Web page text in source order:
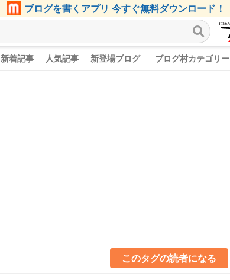
ブログを書くアプリ 今すぐ無料ダウンロード！
新着記事 人気記事 新登場ブログ ブログ村カテゴリー
このタグの読者になる